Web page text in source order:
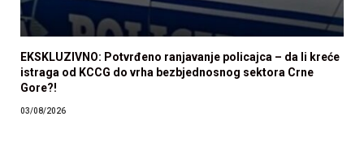
EKSKLUZIVNO: Potvrđeno ranjavanje policajca – da li kreće
istraga od KCCG do vrha bezbjednosnog sektora Crne
Gore?!
03/08/2026